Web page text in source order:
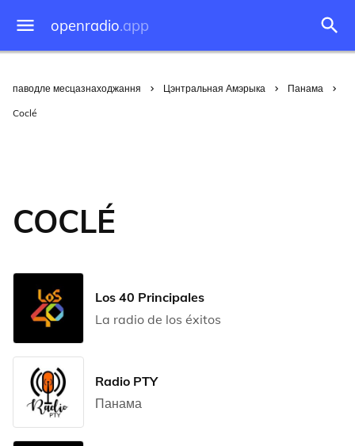
openradio.app
паводле месцазнаходжання Цэнтральная Амэрыка Панама
Coclé
COCLÉ
Los 40 Principales
La radio de los éxitos
Radio PTY
Панама